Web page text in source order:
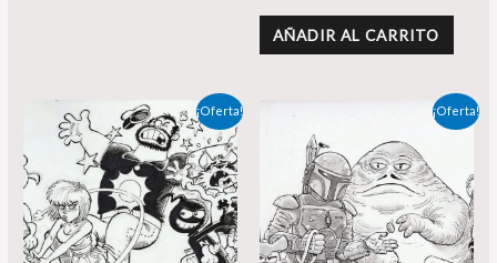
AÑADIR AL CARRITO
¡Oferta!
precio
original
era:
140,00 €.
El
precio
actual
es:
125,00 €.
¡Oferta!
original
era:
175,00 €.
precio
actual
es:
165,00 €.